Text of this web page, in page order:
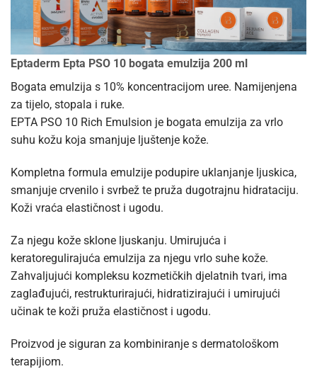
Eptaderm Epta PSO 10 bogata emulzija 200 ml
Bogata emulzija s 10% koncentracijom uree. Namijenjena
za tijelo, stopala i ruke.
EPTA PSO 10 Rich Emulsion je bogata emulzija za vrlo
suhu kožu koja smanjuje ljuštenje kože.
Kompletna formula emulzije podupire uklanjanje ljuskica,
smanjuje crvenilo i svrbež te pruža dugotrajnu hidrataciju.
Koži vraća elastičnost i ugodu.
Za njegu kože sklone ljuskanju. Umirujuća i
keratoregulirajuća emulzija za njegu vrlo suhe kože.
Zahvaljujući kompleksu kozmetičkih djelatnih tvari, ima
zaglađujući, restrukturirajući, hidratizirajući i umirujući
učinak te koži pruža elastičnost i ugodu.
Proizvod je siguran za kombiniranje s dermatološkom
terapijiom.